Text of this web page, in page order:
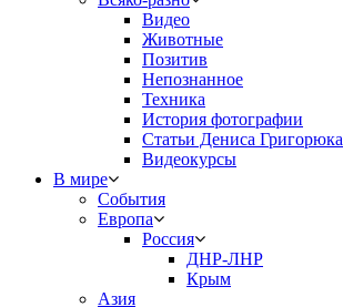
Видео
Животные
Позитив
Непознанное
Техника
История фотографии
Статьи Дениса Григорюка
Видеокурсы
В мире
События
Европа
Россия
ДНР-ЛНР
Крым
Азия